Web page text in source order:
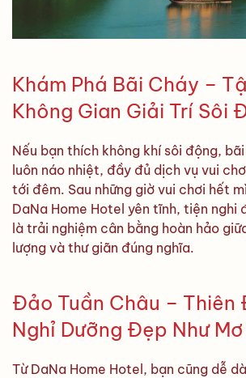
Khám Phá Bãi Cháy –
Không Gian Giải Trí Sôi
Nếu bạn thích không khí sôi động,
luôn náo nhiệt, đầy đủ dịch vụ vui
tới đêm. Sau những giờ vui chơi hết
DaNa Home Hotel yên tĩnh, tiện nghi
là trải nghiệm cân bằng hoàn hảo
lượng và thư giãn đúng nghĩa.
Đảo Tuần Châu – Thiên
Nghỉ Dưỡng Đẹp Như Mơ
Từ DaNa Home Hotel, bạn cũng dễ